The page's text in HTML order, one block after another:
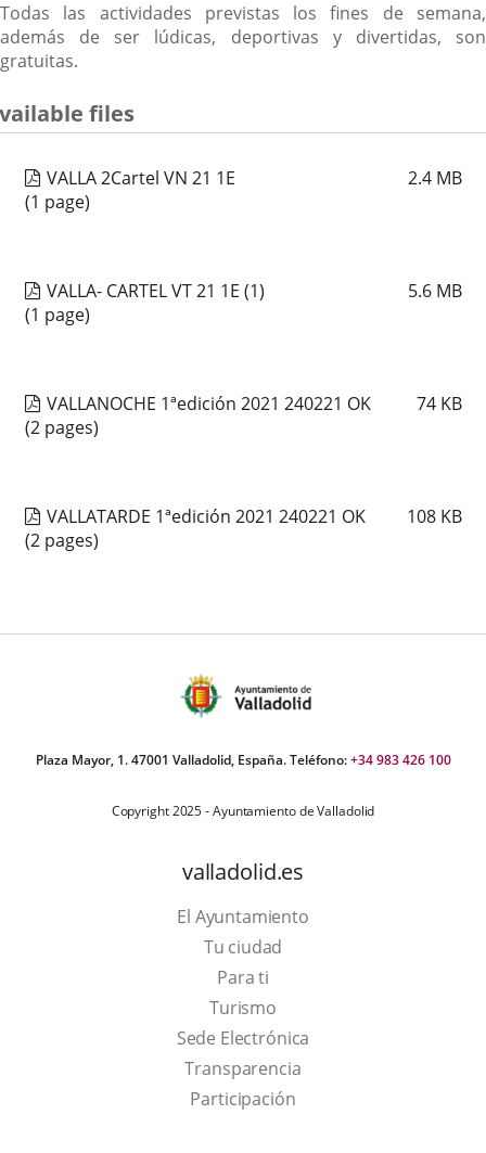
Todas las actividades previstas los fines de semana,
además de ser lúdicas, deportivas y divertidas, son
gratuitas.
files
VALLA 2Cartel VN 21 1E 2.4 MB
(1 page)
VALLA- CARTEL VT 21 1E (1) 5.6 MB
(1 page)
VALLANOCHE 1ªedición 2021 240221 OK 74 KB
(2 pages)
VALLATARDE 1ªedición 2021 240221 OK 108 KB
(2 pages)
Plaza Mayor, 1. 47001 Valladolid, España. Teléfono:+34 983 426 100
Copyright 2025 - Ayuntamiento de Valladolid
valladolid.es
El Ayuntamiento
Tu ciudad
Para ti
TurismoThis
link
will
open
Sede Electrónica
Transparencia
Participación